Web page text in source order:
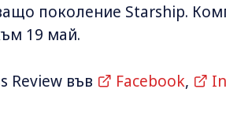
поколение Starship.
19 май.
Review във Facebook,